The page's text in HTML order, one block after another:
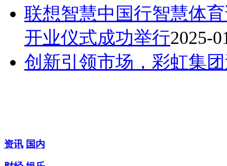
联想智慧中国行智慧体
开业仪式成功举行2025-
创新引领市场，彩虹集
资讯 国内